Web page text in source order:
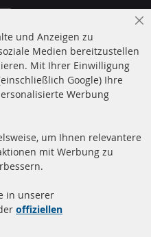
Kundenservice
Über uns
und Anzeigen zu
Medien bereitzustellen
Mit Ihrer Einwilligung
Google) Ihre
Werbung
um Ihnen relevantere
mit Werbung zu
in unserer
offiziellen